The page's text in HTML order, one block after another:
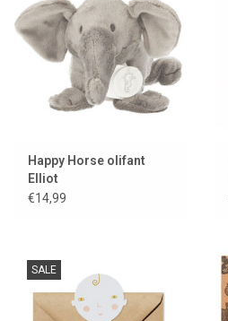
Happy Horse olifant
Elliot
€14,99
SALE